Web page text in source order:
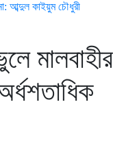
আব্দুল কাইয়ুম চৌধুরী
মালবাহীর